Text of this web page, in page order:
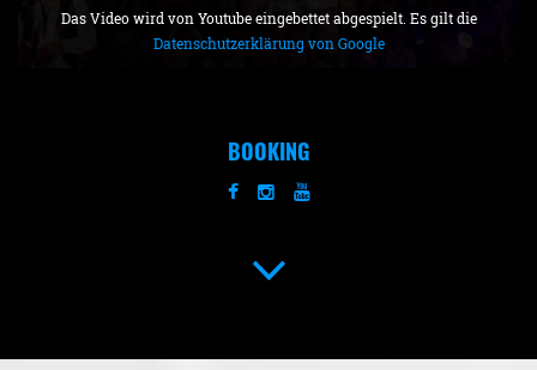
Das Video wird von Youtube eingebettet abgespielt. Es gilt die
Datenschutzerklärung von Google
BOOKING